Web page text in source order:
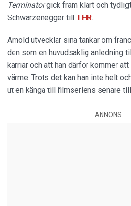
Terminatorgick fram klart och
Schwarzenegger till THR.
Arnold utvecklar sina tankar om
den som en huvudsaklig anledning
karriär och att han därför kommer
värme. Trots det kan han inte helt
ut en känga till filmseriens senare
ANNONS